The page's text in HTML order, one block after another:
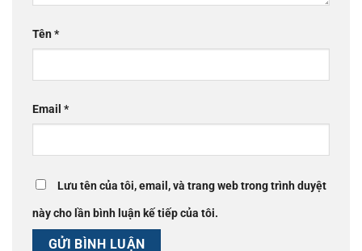
Tên*
Email *
Lưu tên của tôi, email, và trang web trong trình duyệt
này cho lần bình luận kế tiếp của tôi.